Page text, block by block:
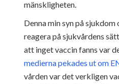
mänskligheten.
Denna min syn på
reagera på sjukvårdens
att inget vaccin fanns var
medierna pekades ut om
vården var det verkligen